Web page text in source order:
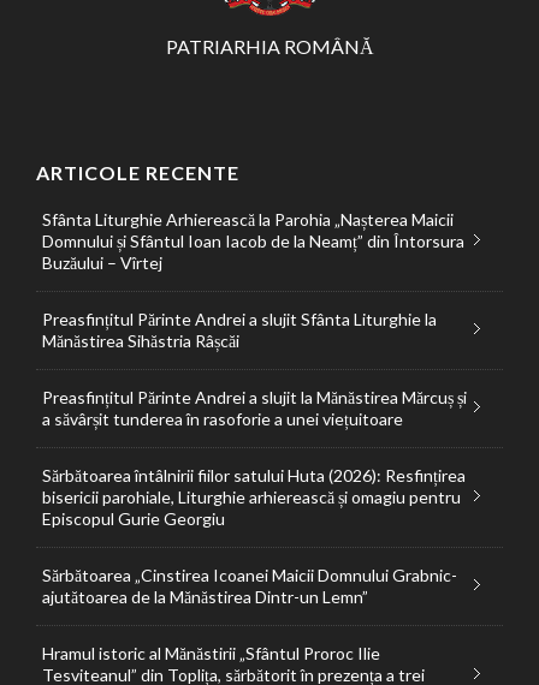
PATRIARHIA ROMÂNĂ
ARTICOLE RECENTE
Sfânta Liturghie Arhierească la Parohia „Nașterea Maicii
Domnului și Sfântul Ioan Iacob de la Neamț” din Întorsura
Buzăului – Vîrtej
Preasfințitul Părinte Andrei a slujit Sfânta Liturghie la
Mănăstirea Sihăstria Râșcăi
Preasfințitul Părinte Andrei a slujit la Mănăstirea Mărcuș și
a săvârșit tunderea în rasoforie a unei viețuitoare
Sărbătoarea întâlnirii fiilor satului Huta (2026): Resfințirea
bisericii parohiale, Liturghie arhierească și omagiu pentru
Episcopul Gurie Georgiu
Sărbătoarea „Cinstirea Icoanei Maicii Domnului Grabnic-
ajutătoarea de la Mănăstirea Dintr-un Lemn”
Hramul istoric al Mănăstirii „Sfântul Proroc Ilie
Tesviteanul” din Toplița, sărbătorit în prezența a trei